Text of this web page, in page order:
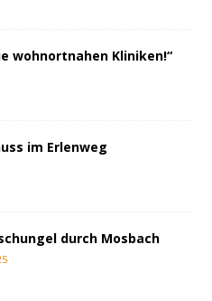
wohnortnahen Kliniken!“
im Erlenweg
durch Mosbach